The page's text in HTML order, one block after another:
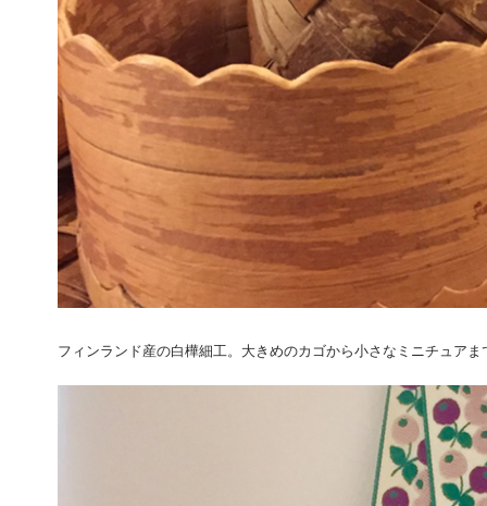
フィンランド産の白樺細工。大きめのカゴから小さなミニチュア